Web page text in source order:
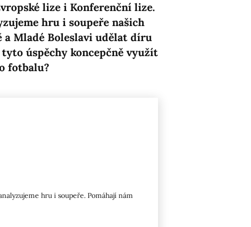
lize i Konferenční lize.
hru i soupeře našich
a Mladé Boleslavi udělat díru
úspěchy koncepčně využít
fotbalu?
hru i soupeře. Pomáhají nám